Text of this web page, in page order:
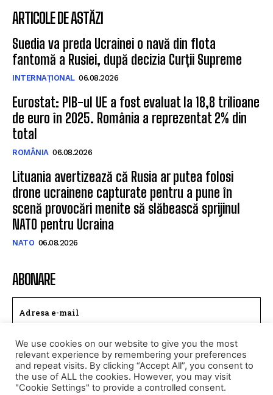
ARTICOLE DE ASTĂZI
Suedia va preda Ucrainei o navă din flota
fantomă a Rusiei, după decizia Curții Supreme
INTERNAȚIONAL 06.08.2026
Eurostat: PIB-ul UE a fost evaluat la 18,8 trilioane
de euro în 2025. România a reprezentat 2% din
total
ROMÂNIA 06.08.2026
Lituania avertizează că Rusia ar putea folosi
drone ucrainene capturate pentru a pune în
scenă provocări menite să slăbească sprijinul
NATO pentru Ucraina
NATO 06.08.2026
ABONARE
TRIMITE
Am citit si accept Politica de confidentialitate.
We use cookies on our website to give you the most
relevant experience by remembering your preferences
and repeat visits. By clicking “Accept All”, you consent to
the use of ALL the cookies. However, you may visit
"Cookie Settings" to provide a controlled consent.